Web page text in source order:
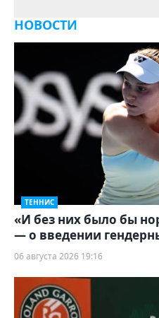
НОВОСТИ
ТЕННИС
«И без них было бы
— о введении
06 августа 2026 19:16